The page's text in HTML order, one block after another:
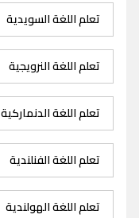
تعلم اللغة السويدية
تعلم اللغة النرويجية
تعلم اللغة الدنماركية
تعلم اللغة الفنلندية
تعلم اللغة الهولندية